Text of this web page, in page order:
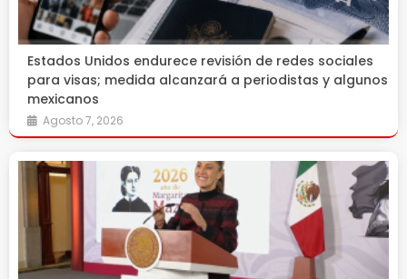
Estados Unidos endurece revisión de redes sociales
para visas; medida alcanzará a periodistas y algunos
mexicanos
Agosto 7, 2026